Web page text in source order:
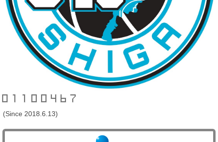
(Since 2018.6.13)